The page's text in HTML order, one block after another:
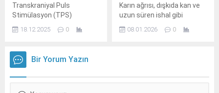
Transkraniyal Puls
Stimülasyon (TPS)
yönteminin, kısa ultrasonik
uyarılarla beynin derin
beyin aktivitesinde
değişiklik oluşturabildiğini
18.12.2025 0
Karın ağrısı, dışkıda kan ve
uzun süren ishal gibi
belirtiler geçici bir bağırsak
sorunu olarak yorumlansa
08.01.2026 0
Bir Yorum Yazın